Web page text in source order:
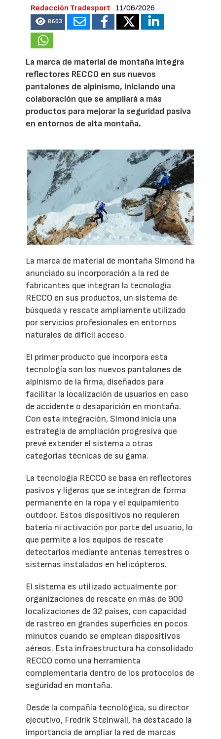
Redacción Tradesport 11/06/2026
8603
La marca de material de montaña integra
reflectores RECCO en sus nuevos
pantalones de alpinismo, iniciando una
colaboración que se ampliará a más
productos para mejorar la seguridad pasiva
en entornos de alta montaña.
La marca de material de montaña Simond ha
anunciado su incorporación a la red de
fabricantes que integran la tecnología
RECCO en sus productos, un sistema de
búsqueda y rescate ampliamente utilizado
por servicios profesionales en entornos
naturales de difícil acceso.
El primer producto que incorpora esta
tecnología son los nuevos pantalones de
alpinismo de la firma, diseñados para
facilitar la localización de usuarios en caso
de accidente o desaparición en montaña.
Con esta integración, Simond inicia una
estrategia de ampliación progresiva que
prevé extender el sistema a otras
categorías técnicas de su gama.
La tecnología RECCO se basa en reflectores
pasivos y ligeros que se integran de forma
permanente en la ropa y el equipamiento
outdoor. Estos dispositivos no requieren
batería ni activación por parte del usuario, lo
que permite a los equipos de rescate
detectarlos mediante antenas terrestres o
sistemas instalados en helicópteros.
El sistema es utilizado actualmente por
organizaciones de rescate en más de 900
localizaciones de 32 países, con capacidad
de rastreo en grandes superficies en pocos
minutos cuando se emplean dispositivos
aéreos. Esta infraestructura ha consolidado
RECCO como una herramienta
complementaria dentro de los protocolos de
seguridad en montaña.
Desde la compañía tecnológica, su director
ejecutivo, Fredrik Steinwall, ha destacado la
importancia de ampliar la red de marcas